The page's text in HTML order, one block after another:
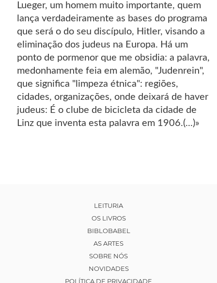
Lueger, um homem muito importante, quem
lança verdadeiramente as bases do programa
que será o do seu discípulo, Hitler, visando a
eliminação dos judeus na Europa. Há um
ponto de pormenor que me obsidia: a palavra,
medonhamente feia em alemão, "Judenrein",
que significa "limpeza étnica": regiões,
cidades, organizações, onde deixará de haver
judeus: É o clube de bicicleta da cidade de
Linz que inventa esta palavra em 1906.(...)»
LEITURIA
OS LIVROS
BIBLOBABEL
AS ARTES
SOBRE NÓS
NOVIDADES
POLÍTICA DE PRIVACIDADE